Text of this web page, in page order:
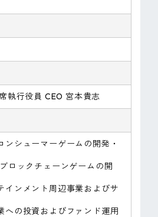
執行役員 CEO 宮本貴志
ンシューマーゲームの開発・
ロックチェーンゲームの開
インメント周辺事業およびサ
への投資およびファンド運用